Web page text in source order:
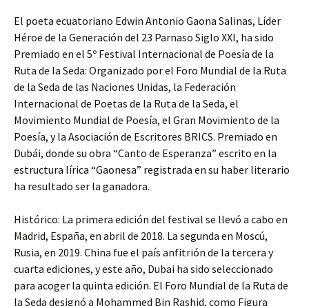
El poeta ecuatoriano Edwin Antonio Gaona Salinas, Líder
Héroe de la Generación del 23 Parnaso Siglo XXI, ha sido
Premiado en el 5º Festival Internacional de Poesía de la
Ruta de la Seda: Organizado por el Foro Mundial de la Ruta
de la Seda de las Naciones Unidas, la Federación
Internacional de Poetas de la Ruta de la Seda, el
Movimiento Mundial de Poesía, el Gran Movimiento de la
Poesía, y la Asociación de Escritores BRICS. Premiado en
Dubái, donde su obra “Canto de Esperanza” escrito en la
estructura lírica “Gaonesa” registrada en su haber literario
ha resultado ser la ganadora.
Histórico: La primera edición del festival se llevó a cabo en
Madrid, España, en abril de 2018. La segunda en Moscú,
Rusia, en 2019. China fue el país anfitrión de la tercera y
cuarta ediciones, y este año, Dubai ha sido seleccionado
para acoger la quinta edición. El Foro Mundial de la Ruta de
la Seda designó a Mohammed Bin Rashid, como Figura